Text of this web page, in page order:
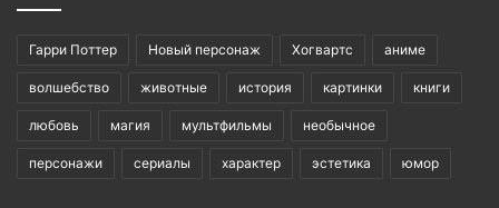
Гарри Поттер Новый персонаж Хогвартс аниме
волшебство животные история картинки книги
любовь магия мультфильмы необычное
персонажи сериалы характер эстетика юмор